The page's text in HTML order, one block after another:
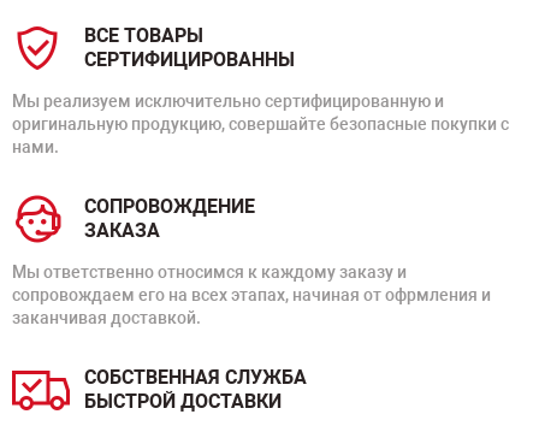
ВСЕ ТОВАРЫ
СЕРТИФИЦИРОВАННЫ
Мы реализуем исключительно сертифицированную и
оригинальную продукцию, совершайте безопасные покупки с
нами.
СОПРОВОЖДЕНИЕ
ЗАКАЗА
Мы ответственно относимся к каждому заказу и
сопровождаем его на всех этапах, начиная от офрмления и
заканчивая доставкой.
СОБСТВЕННАЯ СЛУЖБА
БЫСТРОЙ ДОСТАВКИ